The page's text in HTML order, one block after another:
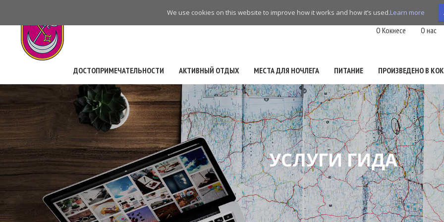
We use cookies on this website to improve how it works and how it’s used.Learn more
navigation
O Кокнесе О нас
ДОСТОПРИМЕЧАТЕЛЬНОСТИ АКТИВНЫЙ ОТДЫХ МЕСТА ДЛЯ НОЧЛЕГА ПИТАНИЕ ПРОИЗВЕДЕНО В
УСЛУГИ ГИДА